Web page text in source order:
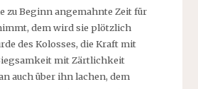
zu Beginn angemahnte Zeit für
dem wird sie plötzlich
des Kolosses, die Kraft mit
mit Zärtlichkeit
auch über ihn lachen, dem